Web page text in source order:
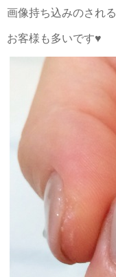
画像持ち込みのされる
お客様も多いです♥︎